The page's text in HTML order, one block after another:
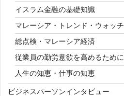
イスラム金融の基礎知識
マレーシア・トレンド・ウォッチ
総点検・マレーシア経済
従業員の勤労意欲を高めるために
人生の知恵・仕事の知恵
ビジネスパーソンインタビュー